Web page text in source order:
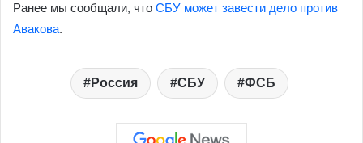
Ранее мы сообщали, что СБУ может завести дело против
Авакова.
Россия СБУ ФСБ